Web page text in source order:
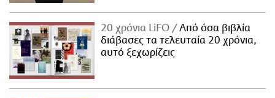
20 χρόνια LiFO
Από όσα βιβλία
διάβασες τα τελευταία 20 χρόνια,
αυτό ξεχωρίζεις